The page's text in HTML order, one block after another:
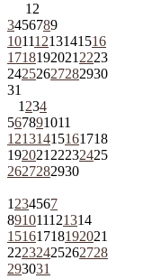
1 2
3456789
10111213141516
1718192021 2223
24252627282930
31
1 234
567891011
12131415161718
192021 22232425
2627282930
1 234567
891011121314
15161718192021
22232425262728
293031